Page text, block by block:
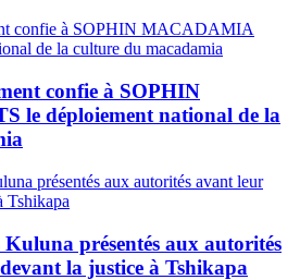
confie à SOPHIN
le déploiement national de la
présentés aux autorités
la justice à Tshikapa